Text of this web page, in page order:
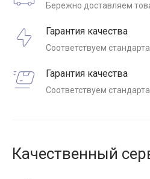
Бережно доставляем
Гарантия качества
Соответствуем
Гарантия качества
Соответствуем
Качественный